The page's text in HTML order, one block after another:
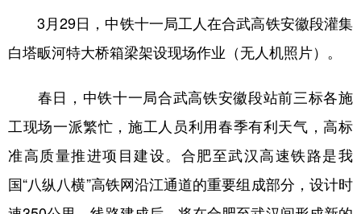
3月29日，中铁十一局工人在合武高铁安徽段灌集
白塔畈河特大桥箱梁架设现场作业（无人机照片）。
春日，中铁十一局合武高铁安徽段站前三标各施
工现场一派繁忙，施工人员利用春季有利天气，高标
准高质量推进项目建设。合肥至武汉高速铁路是我
国“八纵八横”高铁网沿江通道的重要组成部分，设计时